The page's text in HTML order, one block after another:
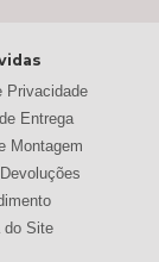
Privacidade
Entrega
Montagem
do Site